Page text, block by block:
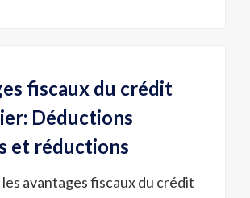
fiscaux du crédit
Déductions
et réductions
avantages fiscaux du crédit